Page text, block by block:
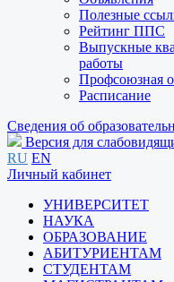
Полезные
Рейтинг ППС
Выпускные
работы
Профсоюзная
Расписание
Сведения об
Версия для
RU EN
Личный кабинет
УНИВЕРСИТЕТ
НАУКА
ОБРАЗОВАНИЕ
АБИТУРИЕНТАМ
СТУДЕНТАМ